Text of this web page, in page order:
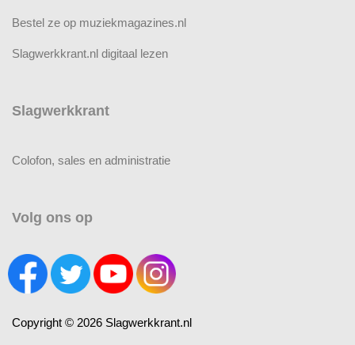
Bestel ze op muziekmagazines.nl
Slagwerkkrant.nl digitaal lezen
Slagwerkkrant
Colofon, sales en administratie
Volg ons op
Copyright © 2026 Slagwerkkrant.nl